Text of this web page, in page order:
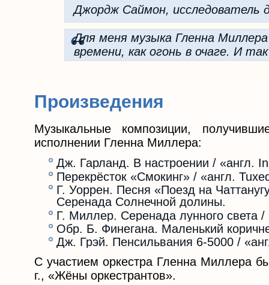
Джордж Саймон, исследователь
Для меня музыка Гленна
времени, как огонь в очаге. И
Произведения
Музыкальные композиции,
исполнении Гленна Миллера:
Дж. Гарланд. В настроении / «англ.
Перекрёсток «Смокинг» / «англ.
Г. Уоррен. Песня «Поезд на
Серенада Солнечной долины.
Г. Миллер. Серенада лунного света
Обр. Б. Финегана. Маленький
Дж. Грэй. Пенсильвания 6-5000 /
С участием оркестра Гленна Миллера
г., «Жёны оркестрантов».